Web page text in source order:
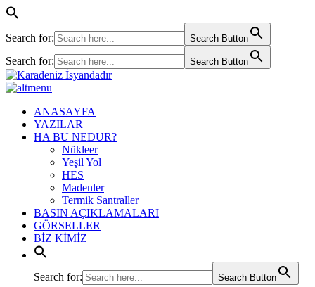
Search for: Search Button
Search for: Search Button
ANASAYFA
YAZILAR
HA BU NEDUR?
Nükleer
Yeşil Yol
HES
Madenler
Termik Santraller
BASIN AÇIKLAMALARI
GÖRSELLER
BİZ KİMİZ
Search for: Search Button